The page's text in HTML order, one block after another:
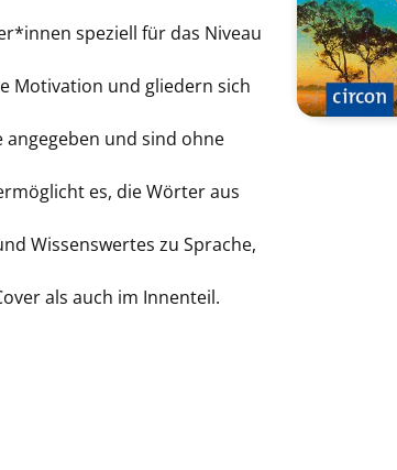
speziell für das Niveau
Motivation und gliedern sich
angegeben und sind ohne
es, die Wörter aus
Wissenswertes zu Sprache,
als auch im Innenteil.